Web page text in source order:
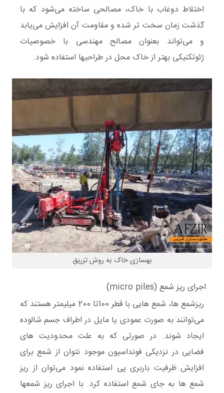
اختلاط دوغاب با خاک، مصالحی ساخته می‌شود که با
گذشت زمان سخت تر شده و مقاومت آن افزایش می‌یابد
و می‌تواند بعنوان مصالح مهندسی با خصوصیات
ژئوتکنیکی بهتر از خاک محل در طراحیها استفاده شود.
بهسازی خاک به روش تزریق
اجرای ریز شمع (micro piles)
ریزشمع ها، شمع هایی با قطر 100تا 200 میلیمتر هستند که
می‌توانند به صورت عمودی یا مایل در اطراف جسم شالوده
ایجاد شوند. در صورتی که به علت محدودیت های
فضایی در نزدیکی فونداسیون موجود نتوان از شمع برای
افزایش ظرفیت باربری پی استفاده نمود می‌توان از ریز
شمع ها به جای شمع استفاده کرد. با اجرای ریز شمعها